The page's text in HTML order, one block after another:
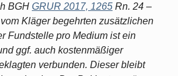
BGH GRUR 2017, 1265 Rn. 24 –
Kläger begehrten zusätzlichen
Fundstelle pro Medium ist ein
ggf. auch kostenmäßiger
verbunden. Dieser bleibt